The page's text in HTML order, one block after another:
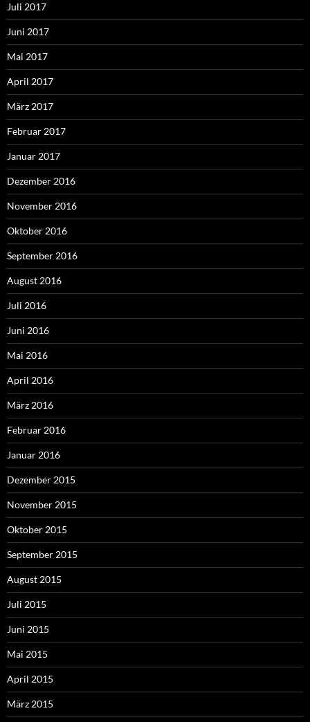
Juli 2017
Juni 2017
Mai 2017
April 2017
März 2017
Februar 2017
Januar 2017
Dezember 2016
November 2016
Oktober 2016
September 2016
August 2016
Juli 2016
Juni 2016
Mai 2016
April 2016
März 2016
Februar 2016
Januar 2016
Dezember 2015
November 2015
Oktober 2015
September 2015
August 2015
Juli 2015
Juni 2015
Mai 2015
April 2015
März 2015